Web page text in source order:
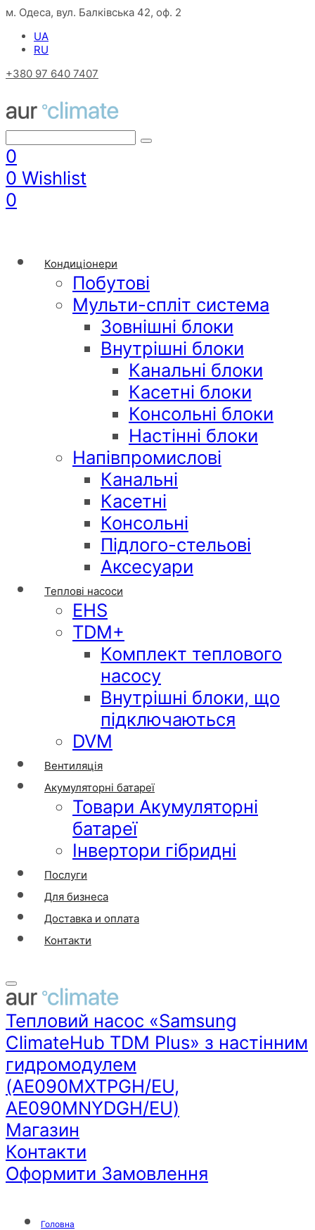
м. Одеса, вул. Балківська 42, оф. 2
UA
RU
+380 97 640 7407
0
0 Wishlist
0
Кондиціонери
Побутові
Мульти-спліт система
Зовнішні блоки
Внутрішні блоки
Канальні блоки
Касетні блоки
Консольні блоки
Настінні блоки
Напівпромислові
Канальні
Касетні
Консольні
Підлого-стельові
Аксесуари
Теплові насоси
EHS
TDM+
Комплект теплового
насосу
Внутрішні блоки, що
підключаються
DVM
Вентиляція
Акумуляторні батареї
Товари Акумуляторні
батареї
Інвертори гібридні
Послуги
Для бизнеса
Доставка и оплата
Контакти
Тепловий насос «Samsung
ClimateHub TDM Plus» з настінним
гидромодулем
(AE090MXTPGH/EU,
AE090MNYDGH/EU)
Магазин
Контакти
Оформити Замовлення
Головна